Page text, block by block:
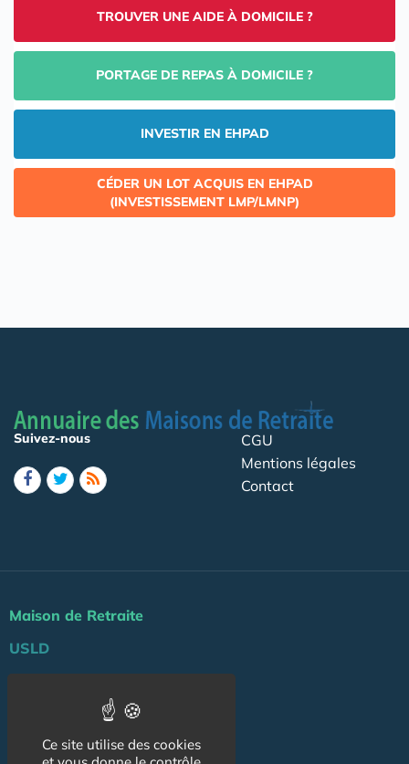
TROUVER UNE AIDE À DOMICILE ?
PORTAGE DE REPAS À DOMICILE ?
INVESTIR EN EHPAD
CÉDER UN LOT ACQUIS EN EHPAD
(INVESTISSEMENT LMP/LMNP)
Suivez-nous
CGU
Mentions légales
Contact
Maison de Retraite
USLD
Professionnels
Ce site utilise des cookies